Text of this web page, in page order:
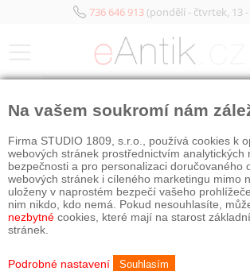
736 646 913(pondělí - čtvrtek, 13 -
Na vašem soukromí nám
Firma STUDIO 1809, s.r.o., používá cookies k
webových stránek prostřednictvím analytických
bezpečnosti a pro personalizaci doručovaného
webových stránek i cíleného marketingu mimo
uloženy v naprostém bezpečí vašeho
nim nikdo, kdo nemá. Pokud nesouhlasíte,
nezbytné cookies, které mají na starost
stránek.
Podrobné nastavení Souhlasím